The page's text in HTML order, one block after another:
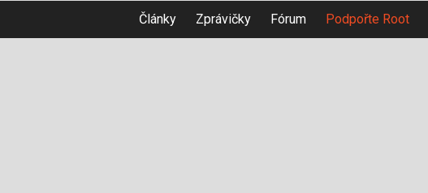
Články Zprávičky Fórum Podpořte Root